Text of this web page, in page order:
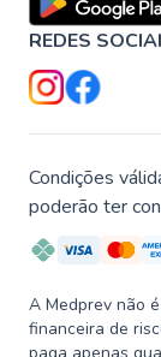
REDES
Condições
poderão ter
A Medprev não
financeira de